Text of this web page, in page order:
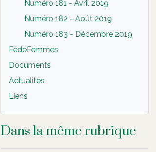
Numéro 181 - Avril 2019
Numéro 182 - Août 2019
Numéro 183 - Décembre 2019
FédéFemmes
Documents
Actualités
Liens
Dans la même rubrique